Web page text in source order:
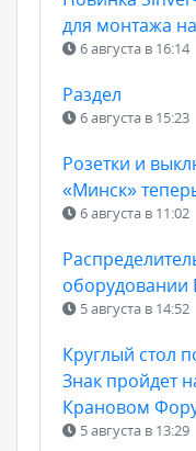
для монтажа
6 августа в 16:14
Раздел
6 августа в 15:23
Розетки и
«Минск»
6 августа в 11:02
оборудовании
5 августа в 14:52
Круглый стол
Знак пройдет
Крановом
5 августа в 13:29